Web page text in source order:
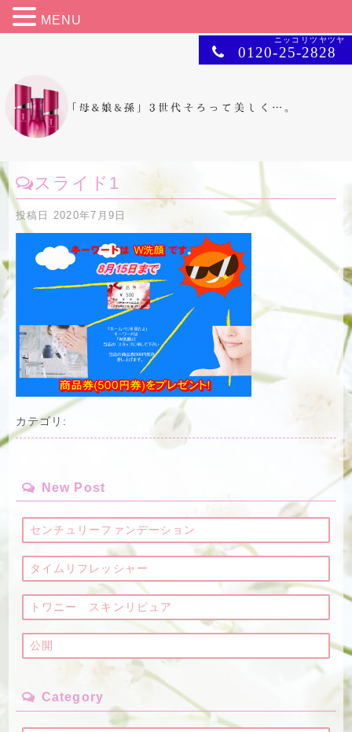
0120-25-2828
ニッコリツヤツヤ
スライド1
投稿日 2020年7月9日
カテゴリ:
New Post
センチュリーファンデーション
タイムリフレッシャー
トワニー スキンリピュア
公開
Category
MENU